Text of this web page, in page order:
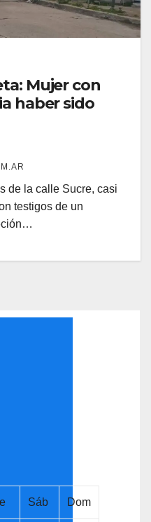
Mujer con
haber sido
de la calle Sucre, casi
testigos de un
Sáb Dom